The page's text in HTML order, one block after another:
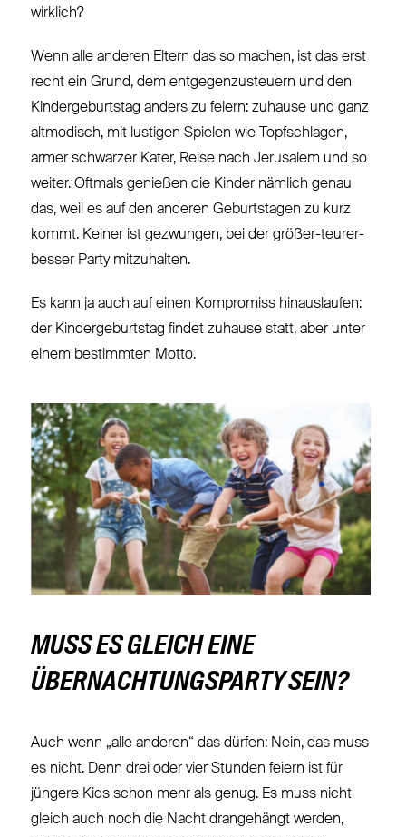
wirklich?
Wenn alle anderen Eltern das so machen, ist das erst
recht ein Grund, dem entgegenzusteuern und den
Kindergeburtstag anders zu feiern: zuhause und ganz
altmodisch, mit lustigen Spielen wie Topfschlagen,
armer schwarzer Kater, Reise nach Jerusalem und so
weiter. Oftmals genießen die Kinder nämlich genau
das, weil es auf den anderen Geburtstagen zu kurz
kommt. Keiner ist gezwungen, bei der größer-teurer-
besser Party mitzuhalten.
Es kann ja auch auf einen Kompromiss hinauslaufen:
der Kindergeburtstag findet zuhause statt, aber unter
einem bestimmten Motto.
MUSS ESGLEICH EINE
ÜBERNACHTUNGSPARTY SEIN?
Auch wenn „alle anderen“ das dürfen: Nein, das muss
es nicht. Denn drei oder vier Stunden feiern ist für
jüngere Kids schon mehr als genug. Es muss nicht
gleich auch noch die Nacht drangehängt werden,